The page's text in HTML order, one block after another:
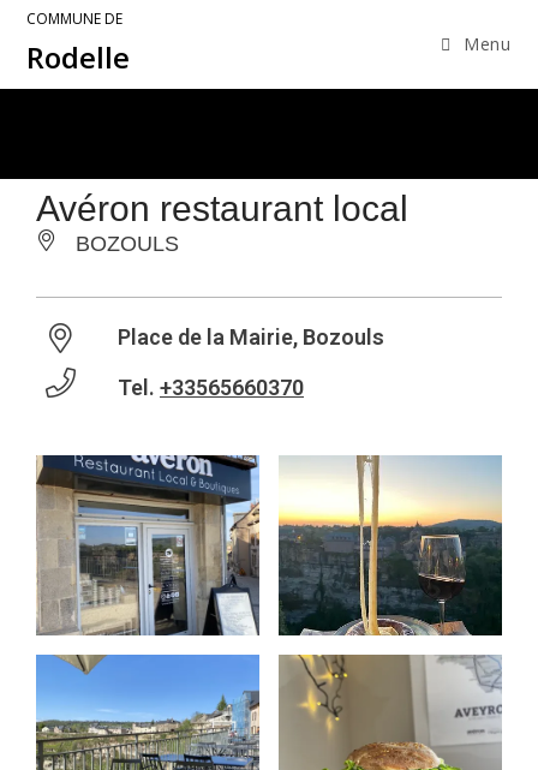
COMMUNE DE
Rodelle Menu
Avéron restaurant local
BOZOULS
Place de la Mairie, Bozouls
Tel. +33565660370